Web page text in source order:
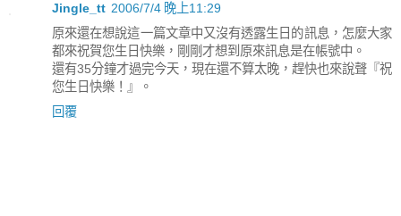
Jingle_tt 2006/7/4 晚上11:29
原來還在想說這一篇文章中又沒有透露生日的訊息，怎麼大家
都來祝賀您生日快樂，剛剛才想到原來訊息是在帳號中。
還有35分鐘才過完今天，現在還不算太晚，趕快也來說聲『祝
您生日快樂！』。
回覆